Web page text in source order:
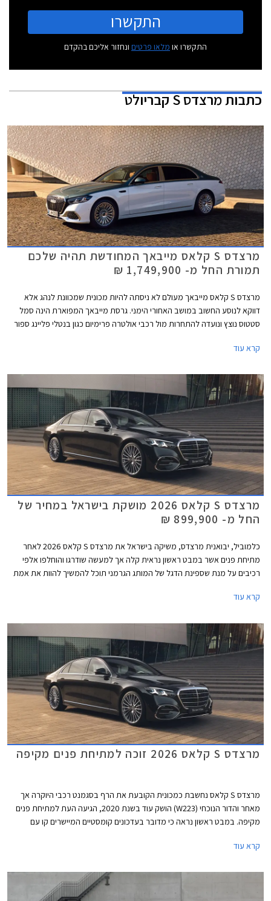
התקשרו
התקשרו או מלאו פרטים ונחזור אליכם בהקדם
כתבותמרצדס S קבריולט
מרצדס S קלאס מייבאך המחודשת תהיה שלכם
תמורת החל מ- 1,749,900 ₪
מרצדס S קלאס מייבאך מעולם לא ניסתה להיות מכונית שמכוונת לנהג אלא
דווקא לנוסע החשוב במושב האחורי הימני. גרסת מייבאך המפוארת הינה סמל
סטטוס נוצץ ונועדה להתחרות מול רכבי אולטרה פרימיום כגון בנטלי פליינג ספור
פנים המלטשת את המתכון המוכר ומבטיחה ניתוק מוחלט מהפקקים שבחוץ.
כואבת ממנוע ה- V12 המיתולוגי בגרסה הבכירה לטובת מנוע V8 - אילוץ של
תקנות זיהום האוויר. הדגם ישווק בשתי גרסאות במחיר התחלתי של 1,749,900
₪.
קרא עוד
מרצדס S קלאס 2026 מושקת בישראל במחיר של
החל מ- 899,900 ₪
כלמוביל, יבואנית מרצדס, משיקה בישראל את מרצדס S קלאס 2026 לאחר
מתיחת פנים אשר במבט ראשון נראית קלה אך למעשה שודרגו והוחלפו אלפי
רכיבים על מנת שספינת הדגל של המותג הגרמני תוכל להמשיך להוות את אמת
קרא עוד
מרצדס S קלאס 2026 זוכה למתיחת פנים מקיפה
מרצדס S קלאס נחשבת כמכונית הקובעת את הרף בסגמנט רכבי היוקרה אך
מאחר והדור הנוכחי (W223) הושק עוד בשנת 2020, הגיעה העת למתיחת פנים
מקיפה. במבט ראשון נראה כי מדובר בעדכונים קומסטיים המיישרים קו עם
ושלל שינויים עמוקים ומהותיים.
קרא עוד